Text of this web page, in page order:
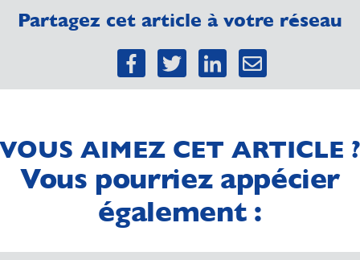
Partagez cet article à votre réseau
VOUS AIMEZ CET ARTICLE ?
Vous pourriez appécier
également :